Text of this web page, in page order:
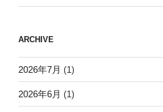
ARCHIVE
2026年7月 (1)
2026年6月 (1)